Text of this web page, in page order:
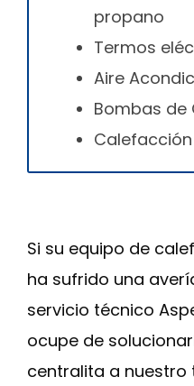
propano
Termos
Aire
Bombas de
Si su equipo de
ha sufrido una
servicio técnico
ocupe de
centralita a nuestro